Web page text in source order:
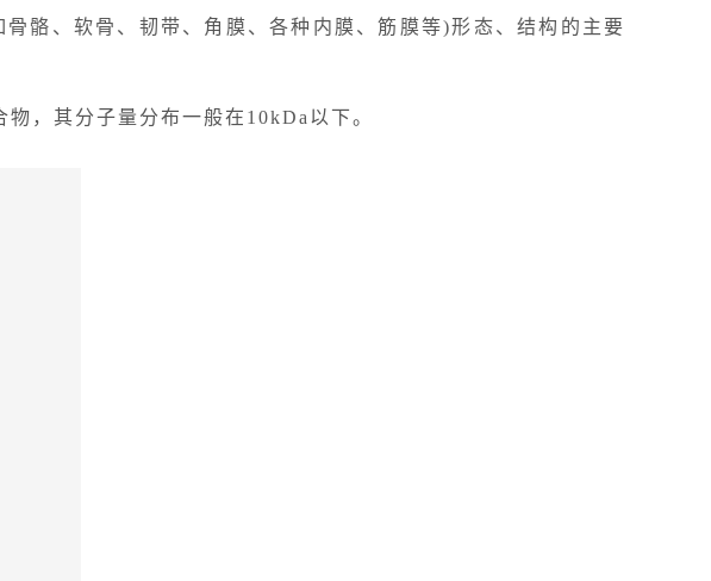
骨骼、软骨、韧带、角膜、各种内膜、筋膜等)形态、结构的主要
，其分子量分布一般在10kDa以下。